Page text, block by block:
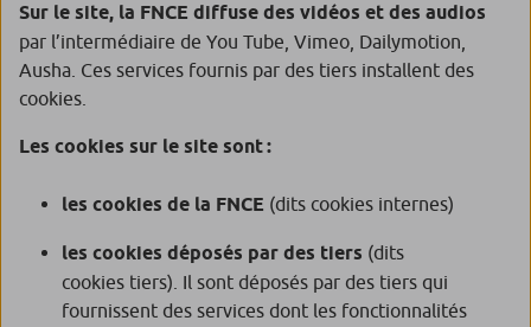
Sur le site, la FNCE diffuse des vidéos et des audios
par l’intermédiaire de You Tube, Vimeo, Dailymotion,
Ausha. Ces services fournis par des tiers installent des
cookies.
Les cookies sur le site sont :
les cookies de la FNCE (dits cookies internes)
les cookies déposés par des tiers (dits
cookies tiers). Il sont déposés par des tiers qui
fournissent des services dont les fonctionnalités